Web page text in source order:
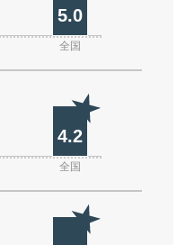
5.0
全国
4.2
全国